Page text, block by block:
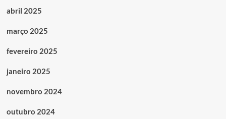
abril 2025
março 2025
fevereiro 2025
janeiro 2025
novembro 2024
outubro 2024